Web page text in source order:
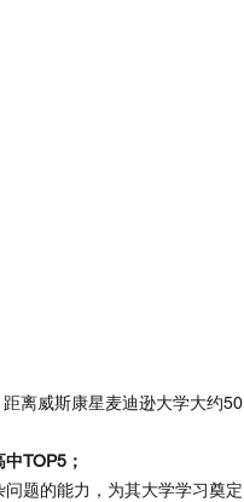
离威斯康星麦迪逊大学大约50
TOP5；
题的能力，为其大学学习奠定